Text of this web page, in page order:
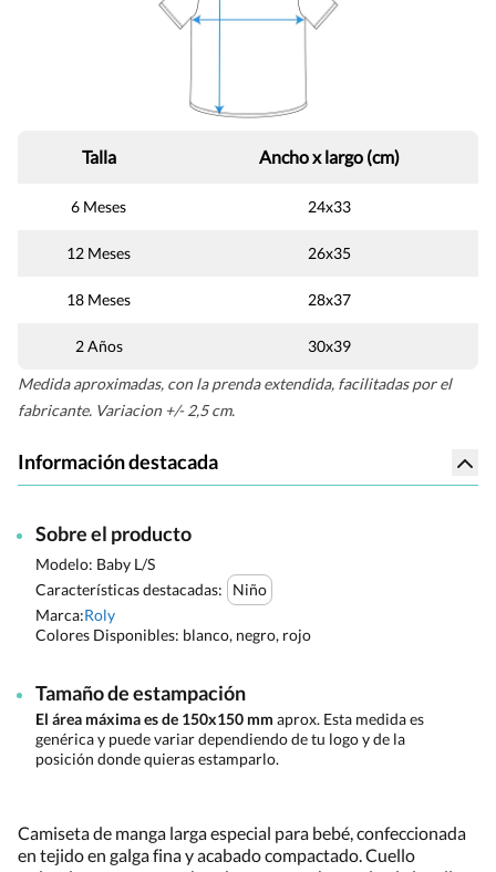
Talla Ancho x largo (cm)
6 Meses 24x33
12 Meses 26x35
18 Meses 28x37
2 Años
30x39
Medida aproximadas, con la prenda extendida, facilitadas por el
fabricante. Variacion +/- 2,5 cm.
Información destacada
Sobre el producto
Modelo: Baby L/S
Características destacadas:
Niño
Marca:Roly
Colores Disponibles: blanco, negro, rojo
Tamaño de estampación
El área máxima es de 150x150 mm aprox. Esta medida es
genérica y puede variar dependiendo de tu logo y de la
posición donde quieras estamparlo.
Camiseta de manga larga especial para bebé, confeccionada
en tejido en galga fina y acabado compactado. Cuello